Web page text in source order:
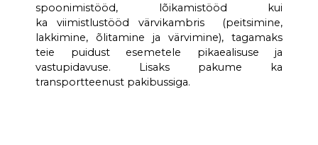
spoonimistööd, lõikamistööd
kui
ka viimistlustööd värvikambris
(peitsimine,
lakkimine, õlitamine ja värvimine), tagamaks
teie puidust esemetele pikaealisuse ja
vastupidavuse.
Lisaks pakume ka
transportteenust pakibussiga.